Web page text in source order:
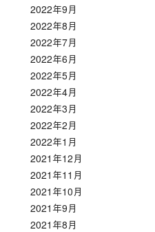
2022年9月
2022年8月
2022年7月
2022年6月
2022年5月
2022年4月
2022年3月
2022年2月
2022年1月
2021年12月
2021年11月
2021年10月
2021年9月
2021年8月